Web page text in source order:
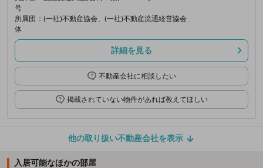
号
所属団
体
：(一社)不動産協会、(一社)不動産流通経営協会
詳細を見る
不動産会社に相談したい
掲載されていない物件があれば教えてほしい
他の取り扱い不動産会社を表示
入居可能なほかの部屋